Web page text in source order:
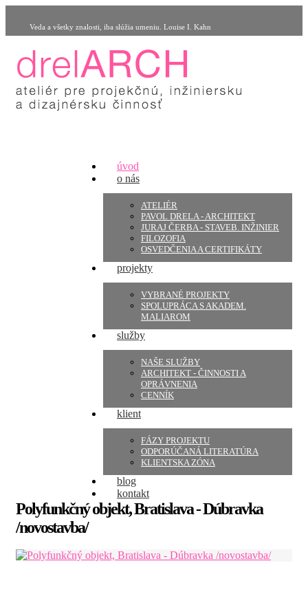
Veda a všetky znalosti, iba slúžia umeniu. Louise I. Kahn
úvod
o nás
ATELIÉR
PAVOL DRELA - ARCHITEKT
JURAJ ČERBA - STAVEB. INŽINIER
FILOZOFIA
OSVEDČENIA A CERTIFIKÁTY
projekty
VYBRANÉ PROJEKTY
SPOLUPRÁCA S AKADEM.
MALIAROM
služby
NAŠE SLUŽBY
ARCHITEKT - ČINNOSTI A
OPRÁVNENIA
CENNÍK
klient
FÁZY PROJEKTU
ODPORÚČANÁ LITERATÚRA
KLIENTSKA ZÓNA
blog
kontakt
Polyfunkčný objekt, Bratislava - Dúbravka
/novostavba/